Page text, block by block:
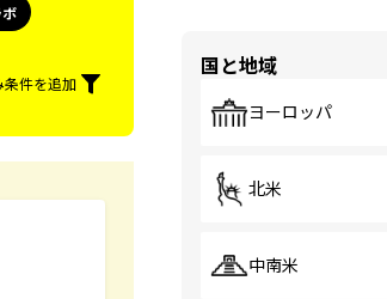
件を追加
国と地域
ヨーロッパ
北米
中南米